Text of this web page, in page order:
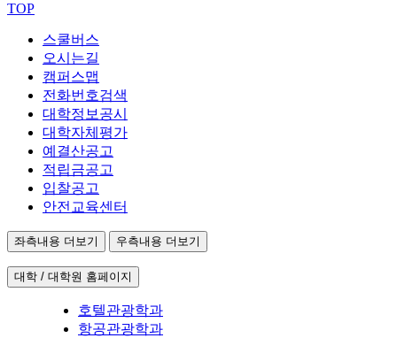
TOP
스쿨버스
오시는길
캠퍼스맵
전화번호검색
대학정보공시
대학자체평가
예결산공고
적립금공고
입찰공고
안전교육센터
좌측내용 더보기 우측내용 더보기
대학 / 대학원 홈페이지
호텔관광학과
항공관광학과